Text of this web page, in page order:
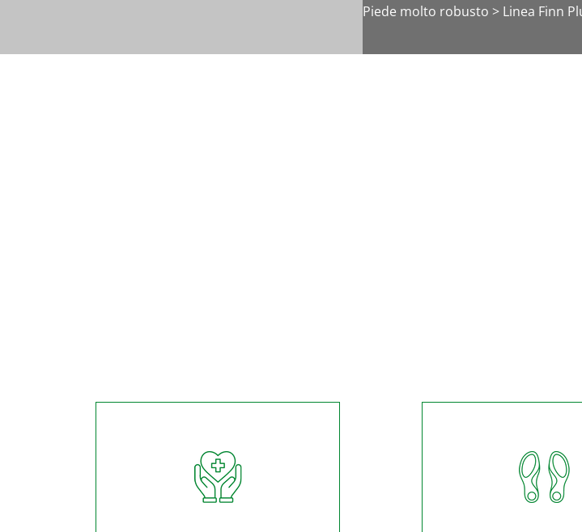
Piede molto robusto > Linea Finn